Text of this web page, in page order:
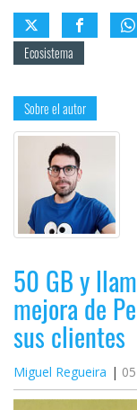
Ecosistema
Sobre el autor
50 GB y
mejora de
sus clientes
Miguel Regueira